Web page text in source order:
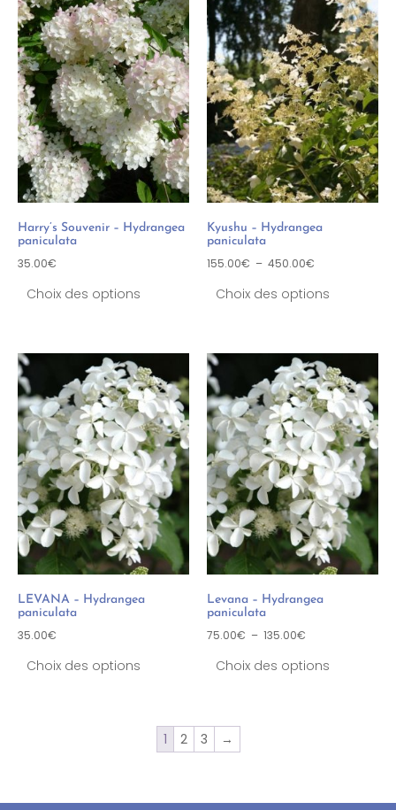
Harry’s Souvenir – Hydrangea
paniculata
35.00€
Choix des options
Kyushu – Hydrangea
paniculata
155.00€ – 450.00€
Choix des options
LEVANA – Hydrangea
paniculata
35.00€
Choix des options
Levana – Hydrangea
paniculata
75.00€ – 135.00€
Choix des options
1 2 3 →